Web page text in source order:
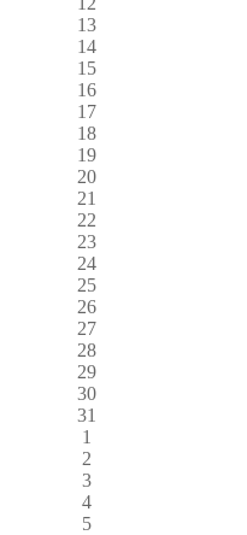
13
14
15
16
17
18
19
20
21
22
23
24
25
26
27
28
29
30
31
1
2
3
4
5